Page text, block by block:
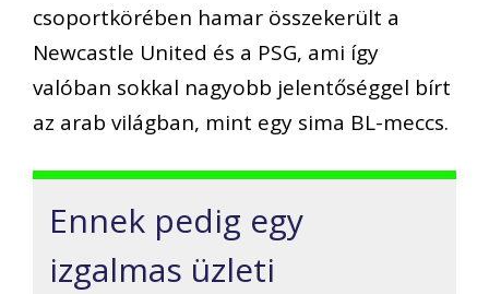
csoportkörében hamar összekerült a
Newcastle United és a PSG, ami így
valóban sokkal nagyobb jelentőséggel bírt
az arab világban, mint egy sima BL-meccs.
Ennek pedig egy
izgalmas üzleti